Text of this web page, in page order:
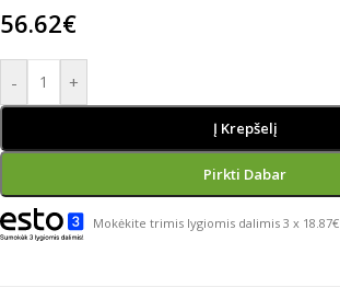
56.62€
- +
Į Krepšelį
Pirkti Dabar
Mokėkite trimis lygiomis dalimis 3 x 18.87€